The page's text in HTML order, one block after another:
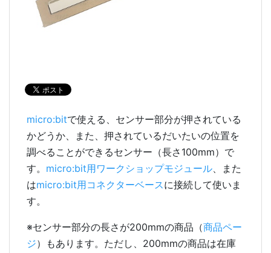
micro:bitで使える、センサー部分が押されている
かどうか、また、押されているだいたいの位置を
調べることができるセンサー（長さ100mm）で
す。 micro:bit用ワークショップモジュール、また
はmicro:bit用コネクターベースに接続して使いま
す。
※センサー部分の長さが200mmの商品（商品ペー
ジ）もあります。ただし、200mmの商品は在庫